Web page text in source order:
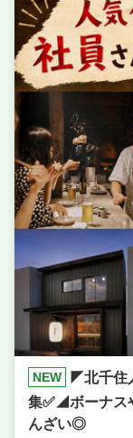
席数 20席〜30席
単価 5000円〜
NEW
◤北千住
集✅◢ボーナス
んざい◎